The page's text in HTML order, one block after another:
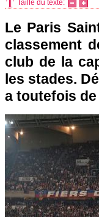
Taille du texte:
Le Paris
classement
club de la
les stades.
a toutefois